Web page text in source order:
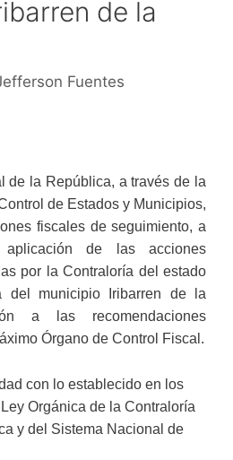
de la
Fuentes
de la República, a través de la
de Estados y Municipios,
fiscales de seguimiento, a
de las acciones
por la Contraloría del estado
del municipio Iribarren de la
a las recomendaciones
Órgano de Control Fiscal.
con lo establecido en los
Orgánica de la Contraloría
y del Sistema Nacional de